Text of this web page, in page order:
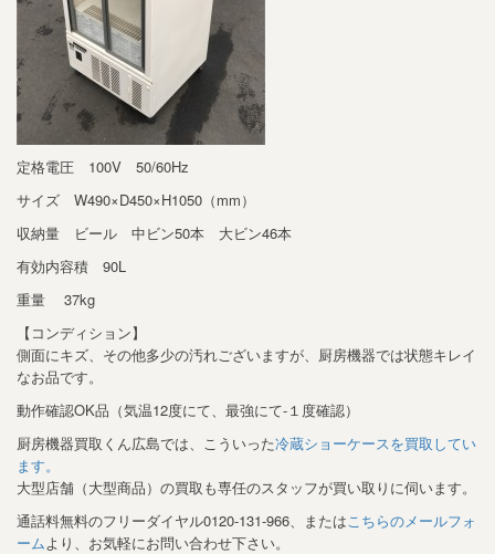
定格電圧 100V 50/60Hz
サイズ W490×D450×H1050（mm）
収納量 ビール 中ビン50本 大ビン46本
有効内容積 90L
重量 37kg
【コンディション】
側面にキズ、その他多少の汚れございますが、厨房機器では状態キレイ
なお品です。
動作確認OK品（気温12度にて、最強にて-１度確認）
厨房機器買取くん広島では、こういった冷蔵ショーケースを買取してい
ます。
大型店舗（大型商品）の買取も専任のスタッフが買い取りに伺います。
通話料無料のフリーダイヤル0120-131-966、またはこちらのメールフォ
ームより、お気軽にお問い合わせ下さい。